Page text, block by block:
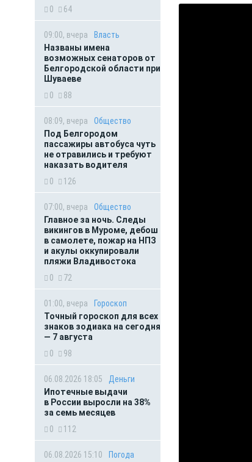
0
64
09:00, вчера
Власть
Названы имена
возможных сенаторов от
Белгородской области при
Шуваеве
0
88
08:09, вчера
Общество
Под Белгородом
пассажиры автобуса чуть
не отравились и требуют
наказать водителя
0
126
07:00, вчера
Общество
Главное за ночь. Следы
викингов в Муроме, дебош
в самолете, пожар на НПЗ
и акулы оккупировали
пляжи Владивостока
0
72
01:00, вчера
Гороскоп
Точный гороскоп для всех
знаков зодиака на сегодня
— 7 августа
0
98
06.08.2026 18:05
Деньги
Ипотечные выдачи
в России выросли на 38%
за семь месяцев
0
112
06.08.2026 15:10
Погода